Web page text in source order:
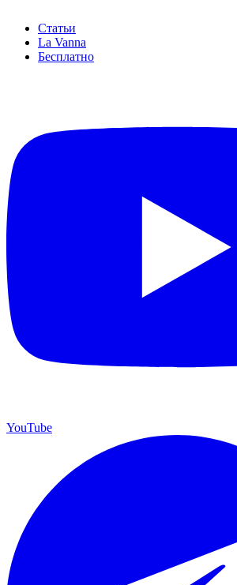
Статьи
La Vanna
Бесплатно
YouTube